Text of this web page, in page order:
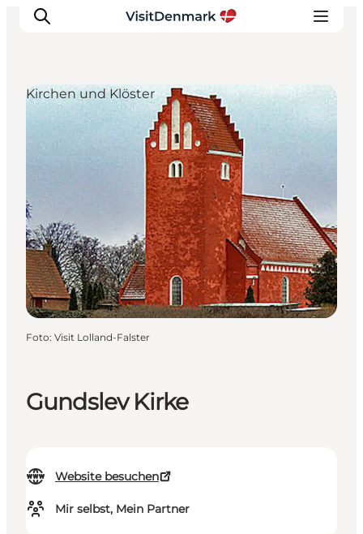
Inspiration
Regionen
Unterkünfte
Reiseplanung
Gundslev Kirke
Website besuchen
Mir selbst, Mein Partner
Kirchen und Klöster
Foto: Visit Lolland-Falster